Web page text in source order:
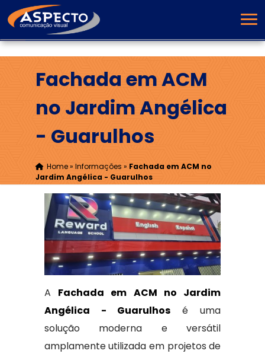
Fachada em ACM
no Jardim Angélica
- Guarulhos
Home» Informações » Fachada em ACM no
Jardim Angélica - Guarulhos
A Fachada em ACM no Jardim
Angélica - Guarulhos é uma
solução moderna e versátil
amplamente utilizada em projetos de